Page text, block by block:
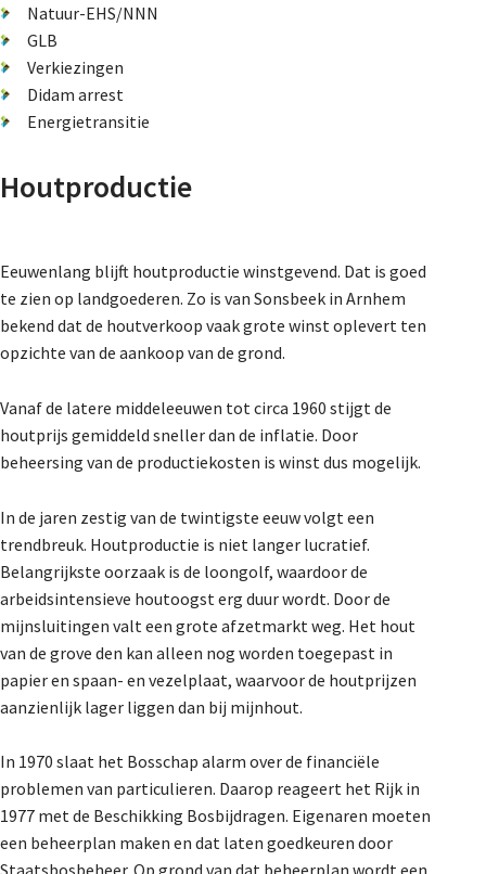
Natuur-EHS/NNN
GLB
Verkiezingen
Didam arrest
Energietransitie
Houtproductie
Eeuwenlang blijft houtproductie winstgevend. Dat is goed
te zien op landgoederen. Zo is van Sonsbeek in Arnhem
bekend dat de houtverkoop vaak grote winst oplevert ten
opzichte van de aankoop van de grond.
Vanaf de latere middeleeuwen tot circa 1960 stijgt de
houtprijs gemiddeld sneller dan de inflatie. Door
beheersing van de productiekosten is winst dus mogelijk.
In de jaren zestig van de twintigste eeuw volgt een
trendbreuk. Houtproductie is niet langer lucratief.
Belangrijkste oorzaak is de loongolf, waardoor de
arbeidsintensieve houtoogst erg duur wordt. Door de
mijnsluitingen valt een grote afzetmarkt weg. Het hout
van de grove den kan alleen nog worden toegepast in
papier en spaan- en vezelplaat, waarvoor de houtprijzen
aanzienlijk lager liggen dan bij mijnhout.
In 1970 slaat het Bosschap alarm over de financiële
problemen van particulieren. Daarop reageert het Rijk in
1977 met de Beschikking Bosbijdragen. Eigenaren moeten
een beheerplan maken en dat laten goedkeuren door